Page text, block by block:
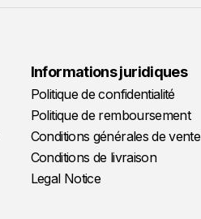
Informations juridiques
Politique de confidentialité
Politique de remboursement
Conditions générales de vente
Conditions de livraison
Legal Notice